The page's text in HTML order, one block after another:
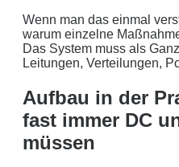
Wenn man das einmal
warum einzelne
Das System muss als
Leitungen, Verteilungen,
Aufbau in der
fast immer DC
müssen